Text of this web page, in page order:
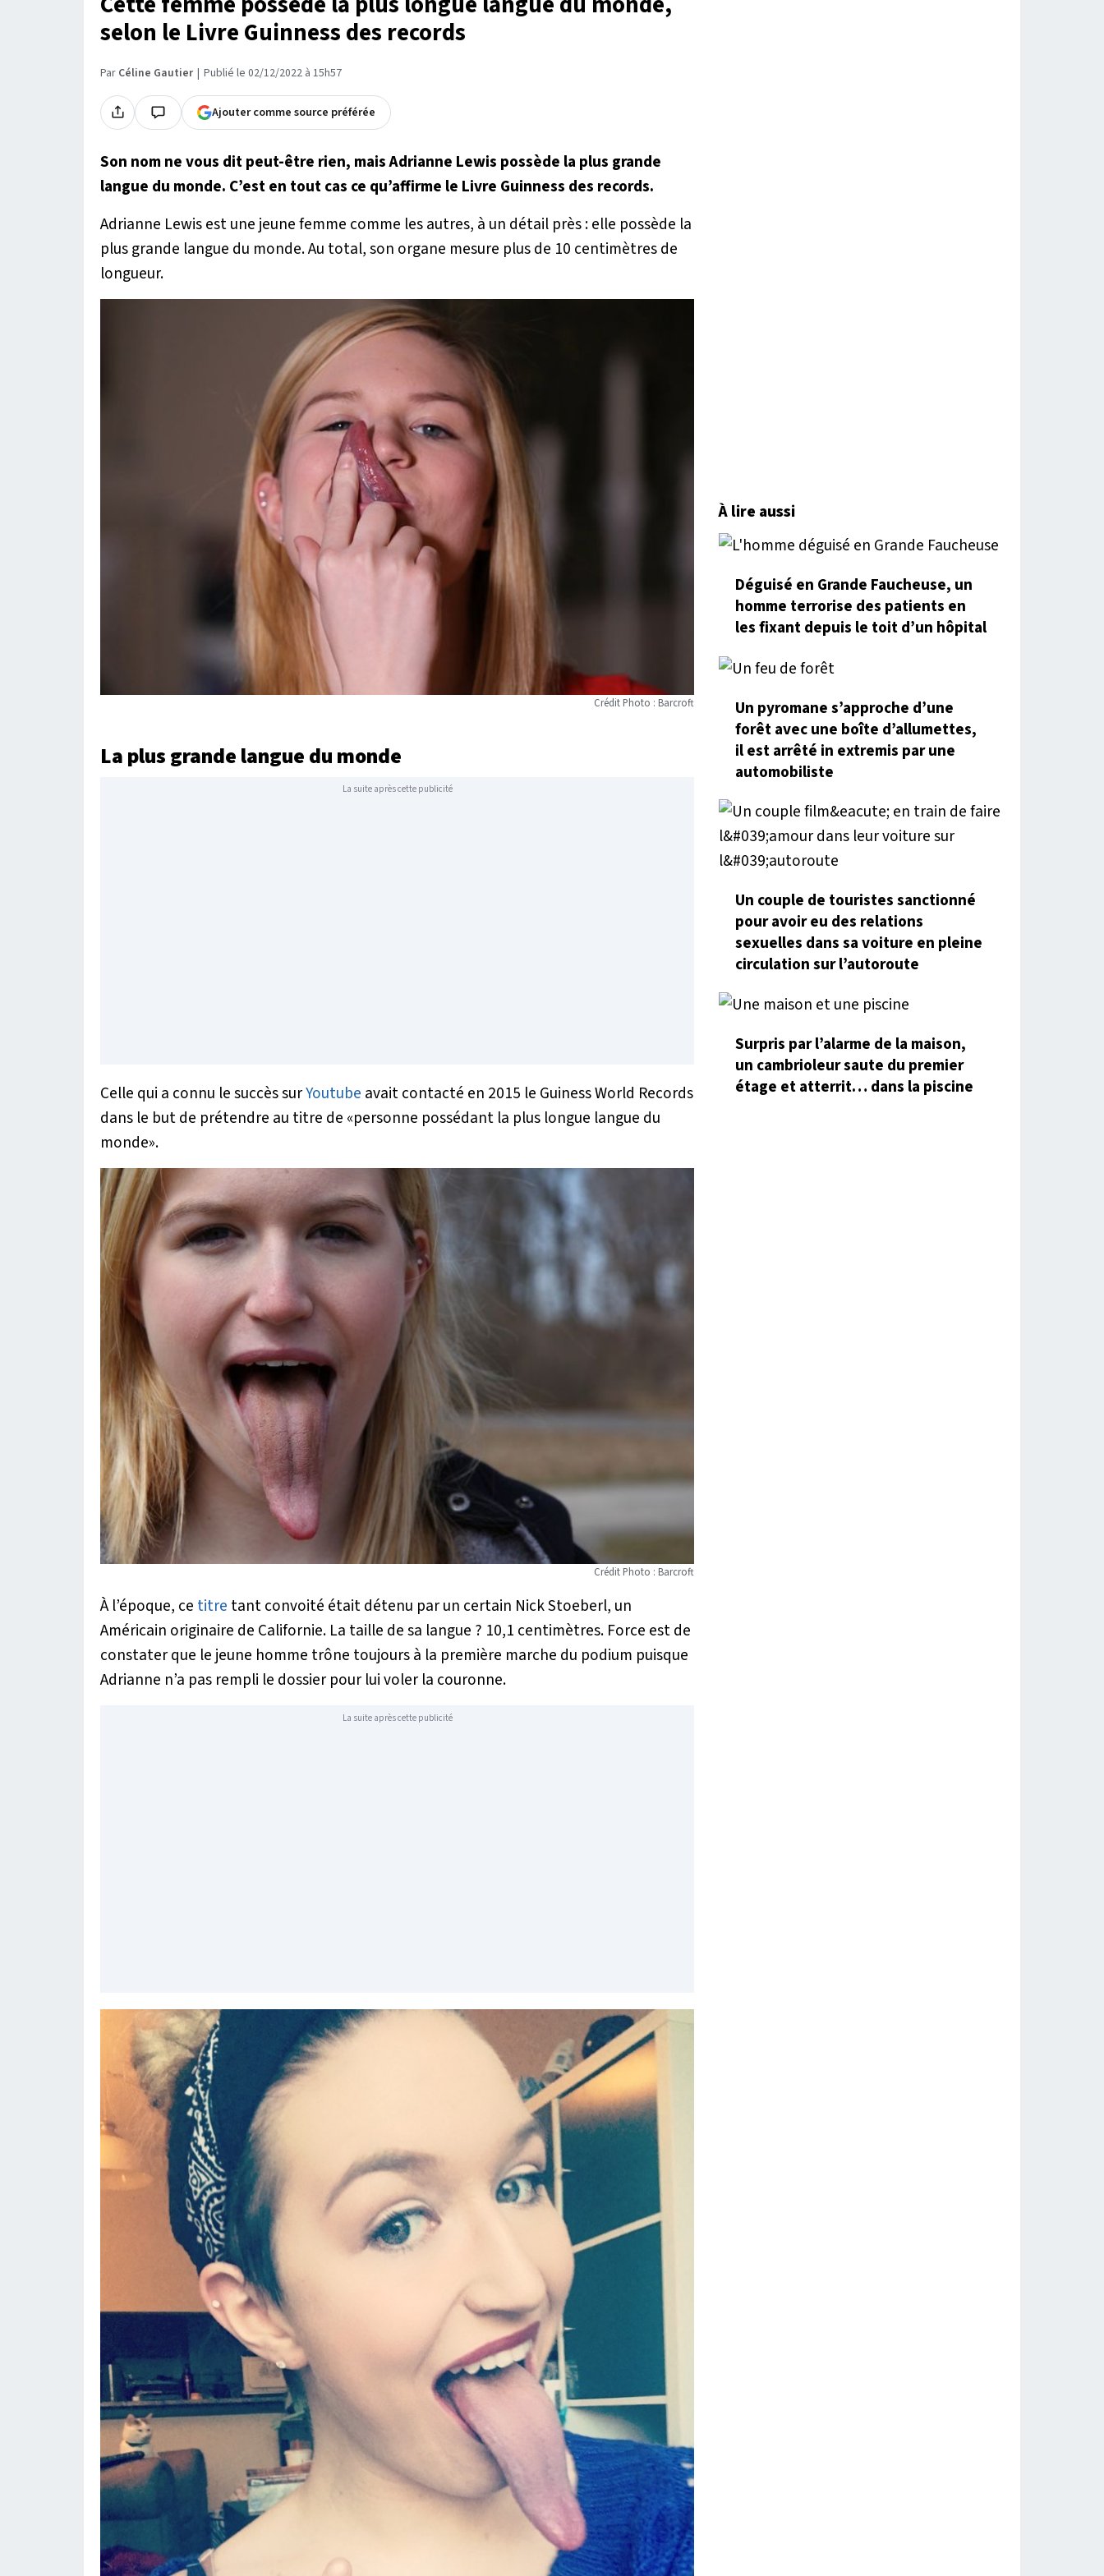
selon le Livre Guinness des records
Par Céline Gautier Publié le 02/12/2022 à 15h57
Ajouter comme source préférée
Son nom ne vous dit peut-être rien, mais Adrianne Lewis possède la plus grande
langue du monde. C’est en tout cas ce qu’affirme le Livre Guinness des records.
Adrianne Lewis est une jeune femme comme les autres, à un détail près : elle possède la
plus grande langue du monde. Au total, son organe mesure plus de 10 centimètres de
longueur.
Crédit Photo : Barcroft
La plus grande langue du monde
La suite après cette publicité
Celle qui a connu le succès surYoutube avait contacté en 2015 le Guiness World Records
dans le but de prétendre au titre de «personne possédant la plus longue langue du
monde».
Crédit Photo : Barcroft
À l’époque, ce titre tant convoité était détenu par un certain Nick Stoeberl, un
Américain originaire de Californie. La taille de sa langue ? 10,1 centimètres. Force est de
constater que le jeune homme trône toujours à la première marche du podium puisque
Adrianne n’a pas rempli le dossier pour lui voler la couronne.
La suite après cette publicité
À lire aussi
Déguisé en Grande Faucheuse, un
homme terrorise des patients en
les fixant depuis le toit d’un hôpital
Un pyromane s’approche d’une
forêt avec une boîte d’allumettes,
il est arrêté in extremis par une
automobiliste
Un couple de touristes sanctionné
pour avoir eu des relations
sexuelles dans sa voiture en pleine
circulation sur l’autoroute
Surpris par l’alarme de la maison,
un cambrioleur saute du premier
étage et atterrit… dans la piscine